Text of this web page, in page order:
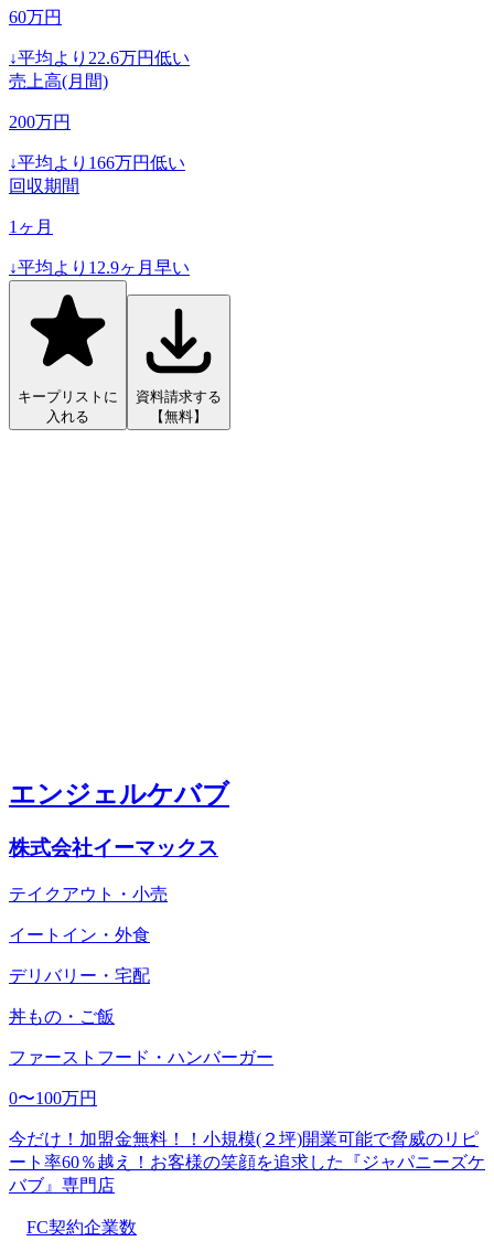
60万円
↓平均より 22.6万円低い
売上高(月間)
200万円
↓平均より 166万円低い
回収期間
1 ヶ月
↓平均より 12.9ヶ月早い
キープリストに
入れる
資料請求する
【無料】
エンジェルケバブ
株式会社イーマックス
テイクアウト・小売
イートイン・外食
デリバリー・宅配
丼もの・ご飯
ファーストフード・ハンバーガー
0〜100万円
今だけ！加盟金無料！！小規模(２坪)開業可能で脅威のリピ
ート率60％越え！お客様の笑顔を追求した『ジャパニーズケ
バブ』専門店
FC契約企業数